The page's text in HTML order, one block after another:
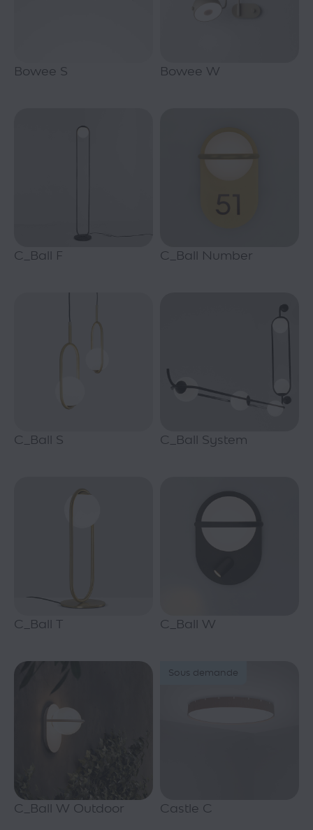
Bowee S Bowee W
C_Ball F C_Ball Number
C_Ball S C_Ball System
C_Ball T C_Ball W
C_Ball W Outdoor
Sous demande
Castle C